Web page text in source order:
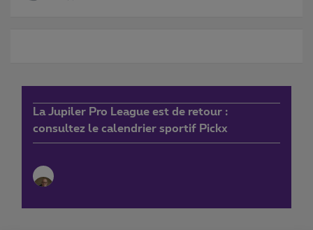
La Jupiler Pro League est de retour :
consultez le calendrier sportif Pickx